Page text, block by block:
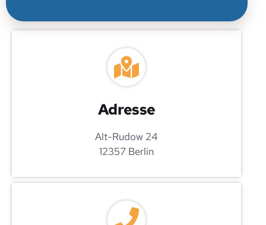
e
Adresse
Alt-Rudow 24
12357 Berlin